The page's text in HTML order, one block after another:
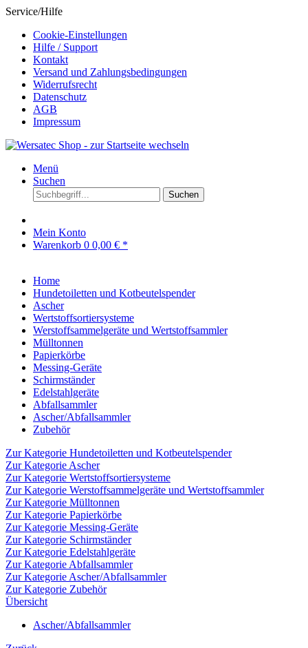
Service/Hilfe
Cookie-Einstellungen
Hilfe / Support
Kontakt
Versand und Zahlungsbedingungen
Widerrufsrecht
Datenschutz
AGB
Impressum
Menü
Suchen
Suchen
Mein Konto
Warenkorb 0 0,00 € *
Home
Hundetoiletten und Kotbeutelspender
Ascher
Wertstoffsortiersysteme
Werstoffsammelgeräte und Wertstoffsammler
Mülltonnen
Papierkörbe
Messing-Geräte
Schirmständer
Edelstahlgeräte
Abfallsammler
Ascher/Abfallsammler
Zubehör
Zur Kategorie Hundetoiletten und Kotbeutelspender
Zur Kategorie Ascher
Zur Kategorie Wertstoffsortiersysteme
Zur Kategorie Werstoffsammelgeräte und Wertstoffsammler
Zur Kategorie Mülltonnen
Zur Kategorie Papierkörbe
Zur Kategorie Messing-Geräte
Zur Kategorie Schirmständer
Zur Kategorie Edelstahlgeräte
Zur Kategorie Abfallsammler
Zur Kategorie Ascher/Abfallsammler
Zur Kategorie Zubehör
Übersicht
Ascher/Abfallsammler